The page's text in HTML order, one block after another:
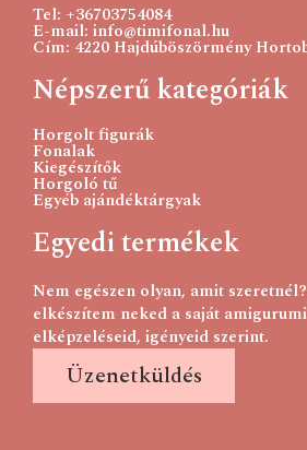
Tel: +36703754084
E-mail: info@timifonal.hu
Cím: 4220 Hajdúböszörmény
Népszerű kategóriák
Horgolt figurák
Fonalak
Kiegészítők
Horgoló tű
Egyéb ajándéktárgyak
Egyedi termékek
Nem egészen olyan, amit
elkészítem neked a saját
elképzeléseid, igényeid szerint.
Üzenetküldés